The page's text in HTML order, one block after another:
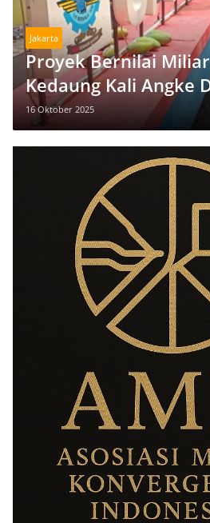
Jakarta
Proyek Bernilai
Kedaung Kali Angke
Pengelola Tegaskan
Prosedur Resmi
16 Oktober 2025